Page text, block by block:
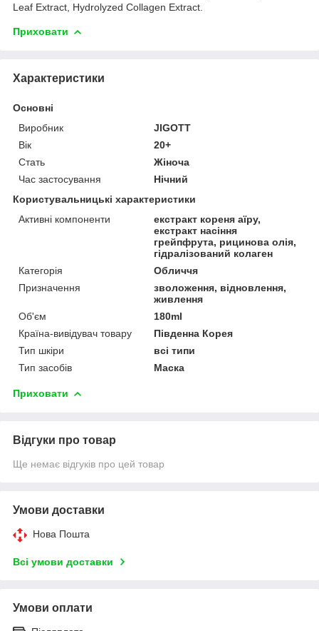
Leaf Extract, Hydrolyzed Collagen Extract.
Приховати
Характеристики
Основні
Виробник
JIGOTT
Вік
20+
Стать
Жіноча
Час застосування
Нічний
Користувальницькі характеристики
Активні компоненти
екстракт кореня аїру,
екстракт насіння
грейпфрута, рицинова олія,
гідралізований колаген
Категорія
Обличчя
Призначення
зволоження, відновлення,
живлення
Об'єм
180ml
Країна-вивідувач товару
Південна Корея
Тип шкіри
всі типи
Тип засобів
Маска
Приховати
Відгуки про товар
Ще немає відгуків про цей товар
Умови доставки
Нова Пошта
Всі умови доставки
Умови оплати